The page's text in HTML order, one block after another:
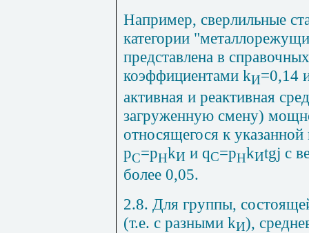
Например, сверлильные
категории
представлена в
коэффициентами kИ=0,14
активная и реактивная
загруженную смену)
относящегося к
рС=рНkИ и qС=рНkИtgj с
более 0,05.
2.8. Для группы,
(т.е. с разными kИ),